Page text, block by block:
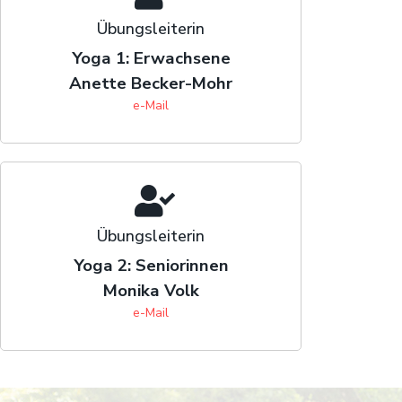
Übungsleiterin
Yoga 1: Erwachsene
Anette Becker-Mohr
e-Mail
Übungsleiterin
Yoga 2: Seniorinnen
Monika Volk
e-Mail